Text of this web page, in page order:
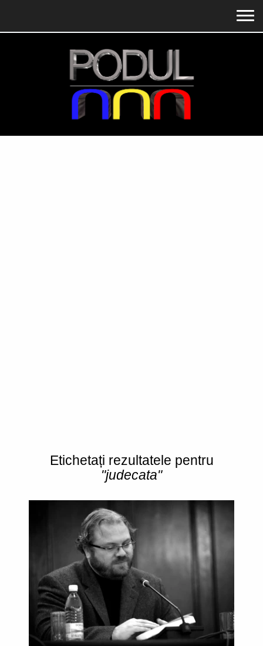
Etichetați rezultatele pentru
"judecata"